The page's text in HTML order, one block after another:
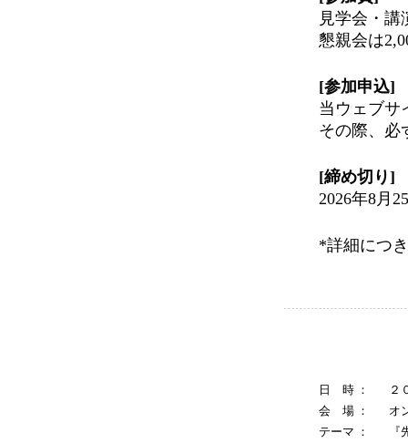
見学会・講
懇親会は
[参加申込]
当ウェブサ
その際、必
[締め切り]
2026年8月
*詳細につ
日 時 ：
２
会 場 ：
オ
テーマ ：